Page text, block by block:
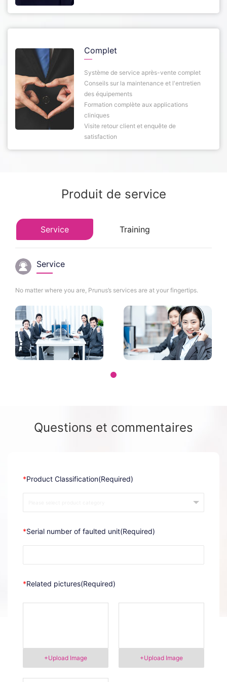
Complet
Système de service après-vente complet
Conseils sur la maintenance et l'entretien
des équipements
Formation complète aux applications
cliniques
Visite retour client et enquête de
satisfaction
Produit de service
Service Training
Service
No matter where you are, Prunus’s services are at your fingertips.
Questions et commentaires
*Product Classification(Required)
*Serial number of faulted unit(Required)
*Related pictures(Required)
+Upload Image +Upload Image